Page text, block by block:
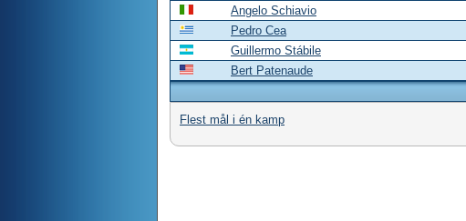
Angelo Schiavio
Pedro Cea
Guillermo Stábile
Bert Patenaude
Flest mål i én kamp